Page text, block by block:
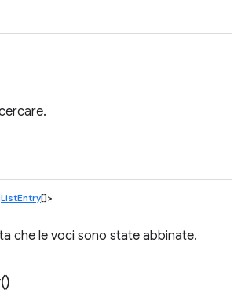
[]>
che le voci sono state abbinate.
)